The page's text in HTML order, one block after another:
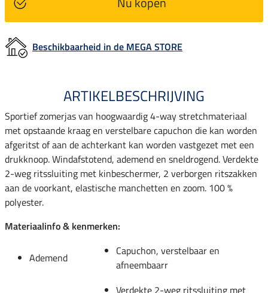
Beschikbaarheid in de MEGA STORE
ARTIKELBESCHRIJVING
Sportief zomerjas van hoogwaardig 4-way stretchmateriaal
met opstaande kraag en verstelbare capuchon die kan worden
afgeritst of aan de achterkant kan worden vastgezet met een
drukknoop. Windafstotend, ademend en sneldrogend. Verdekte
2-weg ritssluiting met kinbeschermer, 2 verborgen ritszakken
aan de voorkant, elastische manchetten en zoom. 100 %
polyester.
Materiaalinfo & kenmerken:
Ademend
Capuchon, verstelbaar en
afneembaarr
Verdekte 2-weg ritssluiting met